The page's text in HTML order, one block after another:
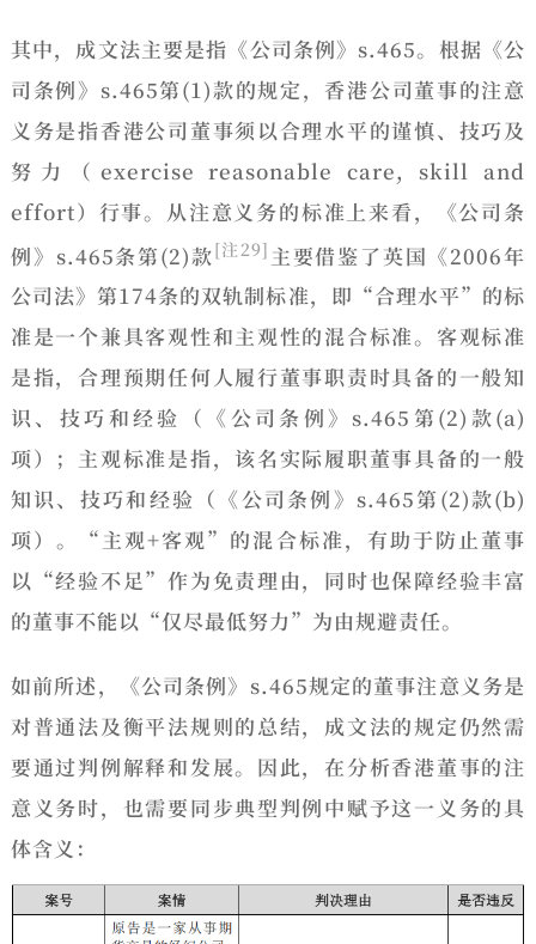
其中，成文法主要是指《公司条例》s.465。根据《公
司条例》s.465第(1)款的规定，香港公司董事的注意
义务是指香港公司董事须 以合理水平的谨慎、技巧及
努力（exercise reasonable care, skill and
effort）行事。从注意义务的标准 上来看，《公司条
例》s.465条第(2)款[注29] 主要借鉴了英国《2006年
公司法》第174条的双轨制标准，即“合理水平”的标
准是一个兼具客观性和主观性的混合标准。客观标准
是指，合理预期任何人履行董事职责时具备的一般知
识、技巧和经验（《公司条例》s.465第(2)款(a)
项）；主观标准是指，该名实际履职董事具备的一般
知识、技巧和经验（《公司条例》s.465第(2)款(b)
项）。“主观+客观”的混合标准，有助于防止董事
以“经验不足”作为免责理由，同时也保障经验丰富
的董事不能以“仅尽最低努力”为由规避责任。
如前所述，《公司条例》s.465规定的董事注意义务是
对普通法及衡平法规则的总结，成文法的规定仍然需
要通过判例解释和发展。因此，在分析香港董事的注
意义务时，也需要同步典型判例中赋予这一义务的具
体含义：